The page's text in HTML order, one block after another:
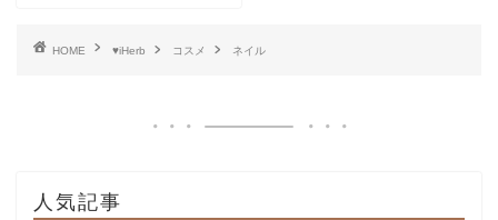
HOME ♥iHerb コスメ ネイル
人気記事